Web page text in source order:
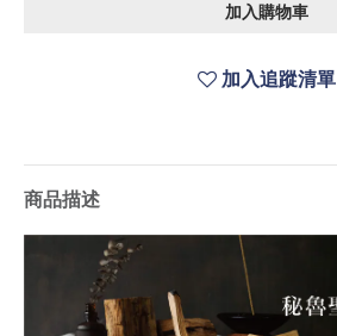
加入購物車
加入追蹤清單
商品描述